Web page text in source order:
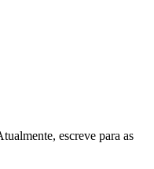
escreve para as